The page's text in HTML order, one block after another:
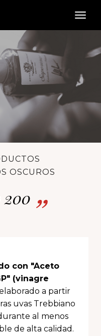
OSCUROS
200
con "Aceto
(vinagre
a partir
uvas Trebbiano
al menos
de alta calidad.